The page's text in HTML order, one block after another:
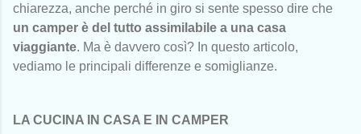
chiarezza, anche perché in giro si sente spesso dire che
un camper è del tutto assimilabile a una casa
viaggiante. Ma è davvero così? In questo articolo,
vediamo le principali differenze e somiglianze.
LA CUCINA IN CASA E IN CAMPER